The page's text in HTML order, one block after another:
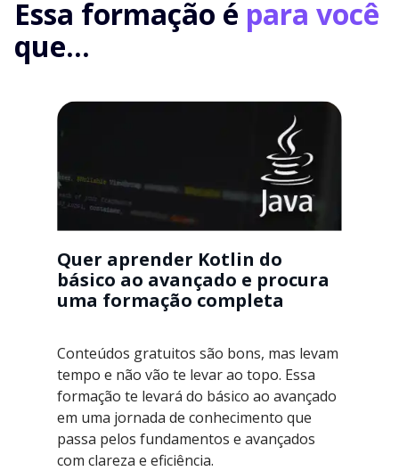
Essa formação é para você
que...
Quer aprender Kotlin do
básico ao avançado e procura
uma formação completa
Conteúdos gratuitos são bons, mas levam
tempo e não vão te levar ao topo. Essa
formação te levará do básico ao avançado
em uma jornada de conhecimento que
passa pelos fundamentos e avançados
com clareza e eficiência.